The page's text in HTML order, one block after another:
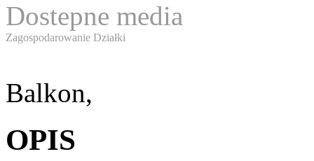
Dostepne media
Zagospodarowanie Działki
Balkon,
OPIS